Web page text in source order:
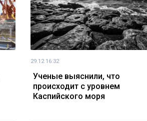
29.12 16:32
Ученые выяснили, что
происходит с уровнем
Каспийского моря